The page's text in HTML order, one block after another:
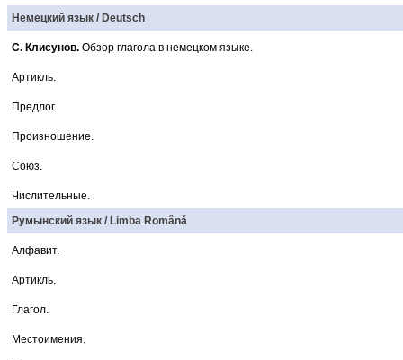
Немецкий язык / Deutsch
С. Клисунов. Обзор глагола в немецком языке.
Артикль.
Предлог.
Произношение.
Союз.
Числительные.
Румынский язык / Limba Română
Алфавит.
Артикль.
Глагол.
Местоимения.